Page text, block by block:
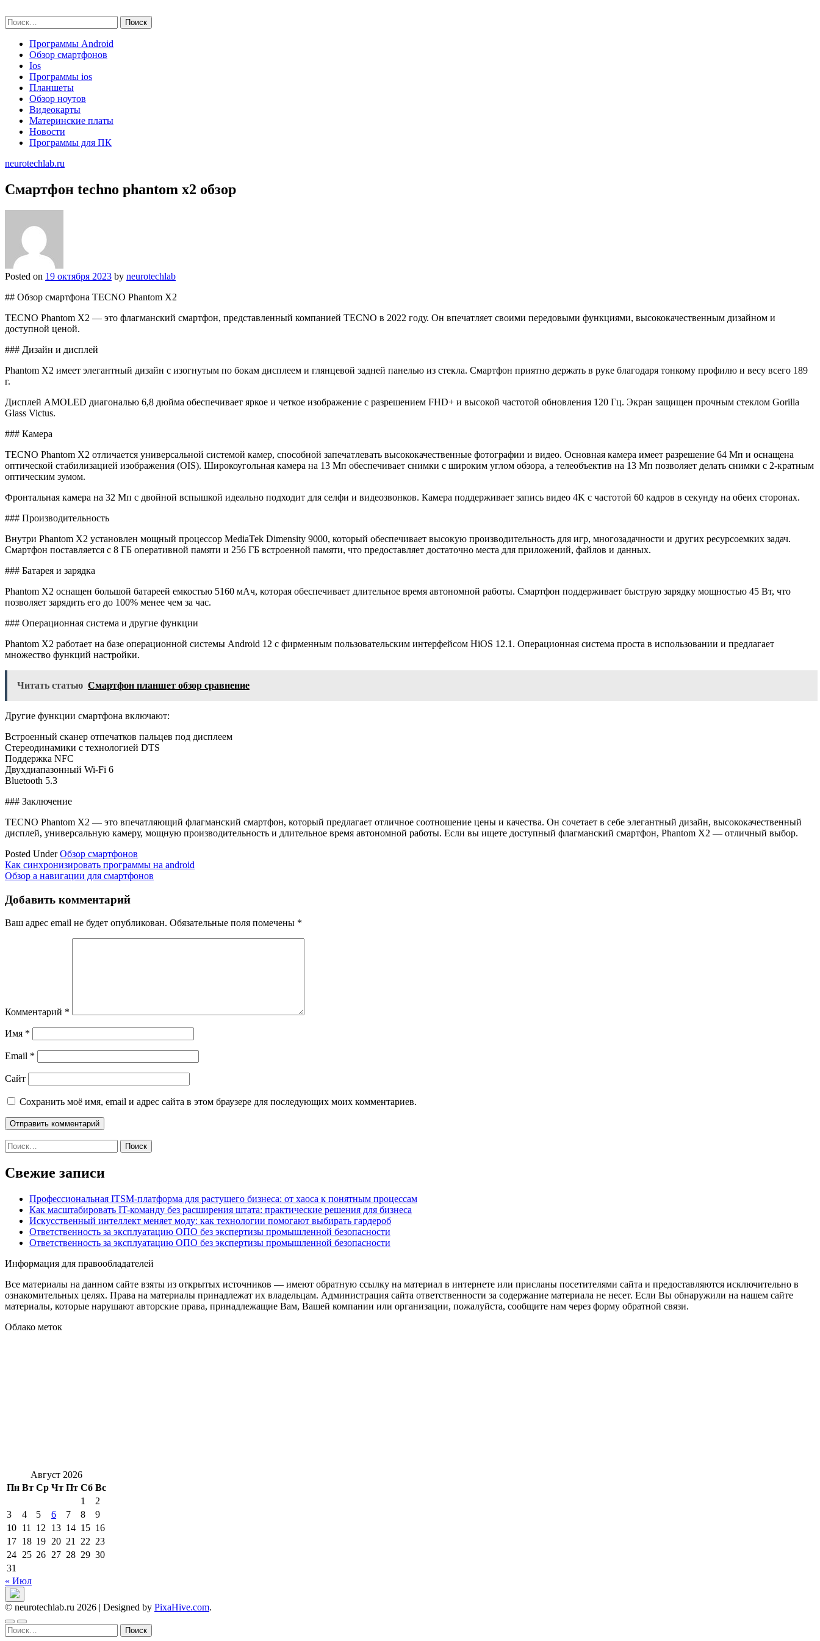
to
content
Найти:
Программы Android
Обзор смартфонов
Ios
Программы ios
Планшеты
Обзор ноутов
Видеокарты
Материнские платы
Новости
Программы для ПК
neurotechlab.ru
Смартфон techno phantom x2 обзор
Posted on 19 октября 2023 by neurotechlab
## Обзор смартфона TECNO Phantom X2
TECNO Phantom X2 — это флагманский смартфон, представленный компанией TECNO в 2022 году. Он впечатляет своими передовыми функциями, высококачественным дизайном и
доступной ценой.
### Дизайн и дисплей
Phantom X2 имеет элегантный дизайн с изогнутым по бокам дисплеем и глянцевой задней панелью из стекла. Смартфон приятно держать в руке благодаря тонкому профилю и весу всего 189
г.
Дисплей AMOLED диагональю 6,8 дюйма обеспечивает яркое и четкое изображение с разрешением FHD+ и высокой частотой обновления 120 Гц. Экран защищен прочным стеклом Gorilla
Glass Victus.
### Камера
TECNO Phantom X2 отличается универсальной системой камер, способной запечатлевать высококачественные фотографии и видео. Основная камера имеет разрешение 64 Мп и оснащена
оптической стабилизацией изображения (OIS). Широкоугольная камера на 13 Мп обеспечивает снимки с широким углом обзора, а телеобъектив на 13 Мп позволяет делать снимки с 2-кратным
оптическим зумом.
Фронтальная камера на 32 Мп с двойной вспышкой идеально подходит для селфи и видеозвонков. Камера поддерживает запись видео 4K с частотой 60 кадров в секунду на обеих сторонах.
### Производительность
Внутри Phantom X2 установлен мощный процессор MediaTek Dimensity 9000, который обеспечивает высокую производительность для игр, многозадачности и других ресурсоемких задач.
Смартфон поставляется с 8 ГБ оперативной памяти и 256 ГБ встроенной памяти, что предоставляет достаточно места для приложений, файлов и данных.
### Батарея и зарядка
Phantom X2 оснащен большой батареей емкостью 5160 мАч, которая обеспечивает длительное время автономной работы. Смартфон поддерживает быструю зарядку мощностью 45 Вт, что
позволяет зарядить его до 100% менее чем за час.
### Операционная система и другие функции
Phantom X2 работает на базе операционной системы Android 12 с фирменным пользовательским интерфейсом HiOS 12.1. Операционная система проста в использовании и предлагает
множество функций настройки.
Читать статью Смартфон планшет обзор сравнение
Другие функции смартфона включают:
Встроенный сканер отпечатков пальцев под дисплеем
Стереодинамики с технологией DTS
Поддержка NFC
Двухдиапазонный Wi-Fi 6
Bluetooth 5.3
### Заключение
TECNO Phantom X2 — это впечатляющий флагманский смартфон, который предлагает отличное соотношение цены и качества. Он сочетает в себе элегантный дизайн, высококачественный
дисплей, универсальную камеру, мощную производительность и длительное время автономной работы. Если вы ищете доступный флагманский смартфон, Phantom X2 — отличный выбор.
Posted UnderОбзор смартфонов
Навигация
по
записям
Как синхронизировать программы на android
Обзор a навигации для смартфонов
Добавить комментарий
Ваш адрес email не будет опубликован. Обязательные поля помечены *
Комментарий *
Имя *
Email *
Сайт
Сохранить моё имя, email и адрес сайта в этом браузере для последующих моих комментариев.
Найти:
Свежие записи
Профессиональная ITSM-платформа для растущего бизнеса: от хаоса к понятным процессам
Как масштабировать IT-команду без расширения штата: практические решения для бизнеса
Искусственный интеллект меняет моду: как технологии помогают выбирать гардероб
Ответственность за эксплуатацию ОПО без экспертизы промышленной безопасности
Ответственность за эксплуатацию ОПО без экспертизы промышленной безопасности
Информация для правообладателей
Все материалы на данном сайте взяты из открытых источников — имеют обратную ссылку на материал в интернете или присланы посетителями сайта и предоставляются исключительно в
ознакомительных целях. Права на материалы принадлежат их владельцам. Администрация сайта ответственности за содержание материала не несет. Если Вы обнаружили на нашем сайте
материалы, которые нарушают авторские права, принадлежащие Вам, Вашей компании или организации, пожалуйста, сообщите нам через форму обратной связи.
Облако меток
Август 2026
Пн Вт Ср Чт Пт Сб Вс
1
2
3
4 5 6 7 8
9
10 11 12 13 14 15 16
17 18 19 20 21 22 23
24 25 26 27 28 29 30
31
« Июл
© neurotechlab.ru 2026 | Designed by PixaHive.com.
Найти: